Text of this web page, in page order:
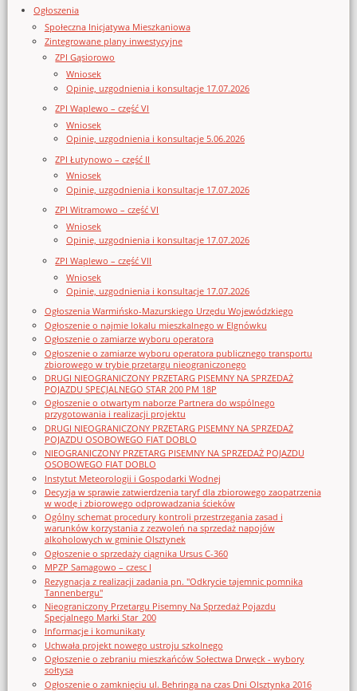
Ogłoszenia
Społeczna Inicjatywa Mieszkaniowa
Zintegrowane plany inwestycyjne
ZPI Gąsiorowo
Wniosek
Opinie, uzgodnienia i konsultacje 17.07.2026
ZPI Waplewo – część VI
Wniosek
Opinie, uzgodnienia i konsultacje 5.06.2026
ZPI Łutynowo – część II
Wniosek
Opinie, uzgodnienia i konsultacje 17.07.2026
ZPI Witramowo – część VI
Wniosek
Opinie, uzgodnienia i konsultacje 17.07.2026
ZPI Waplewo – część VII
Wniosek
Opinie, uzgodnienia i konsultacje 17.07.2026
Ogłoszenia Warmińsko-Mazurskiego Urzędu Wojewódzkiego
Ogłoszenie o najmie lokalu mieszkalnego w Elgnówku
Ogłoszenie o zamiarze wyboru operatora
Ogłoszenie o zamiarze wyboru operatora publicznego transportu
zbiorowego w trybie przetargu nieograniczonego
DRUGI NIEOGRANICZONY PRZETARG PISEMNY NA SPRZEDAŻ
POJAZDU SPECJALNEGO STAR 200 PM 18P
Ogłoszenie o otwartym naborze Partnera do wspólnego
przygotowania i realizacji projektu
DRUGI NIEOGRANICZONY PRZETARG PISEMNY NA SPRZEDAŻ
POJAZDU OSOBOWEGO FIAT DOBLO
NIEOGRANICZONY PRZETARG PISEMNY NA SPRZEDAŻ POJAZDU
OSOBOWEGO FIAT DOBLO
Instytut Meteorologii i Gospodarki Wodnej
Decyzja w sprawie zatwierdzenia taryf dla zbiorowego zaopatrzenia
w wodę i zbiorowego odprowadzania ścieków
Ogólny schemat procedury kontroli przestrzegania zasad i
warunków korzystania z zezwoleń na sprzedaż napojów
alkoholowych w gminie Olsztynek
Ogłoszenie o sprzedaży ciągnika Ursus C-360
MPZP Samagowo – czesc I
Rezygnacja z realizacji zadania pn. "Odkrycie tajemnic pomnika
Tannenbergu"
Nieograniczony Przetargu Pisemny Na Sprzedaż Pojazdu
Specjalnego Marki Star_200
Informacje i komunikaty
Uchwała projekt nowego ustroju szkolnego
Ogłoszenie o zebraniu mieszkańców Sołectwa Drwęck - wybory
sołtysa
Ogłoszenie o zamknięciu ul. Behringa na czas Dni Olsztynka 2016